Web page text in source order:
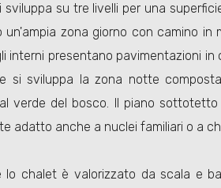
sviluppa su tre livelli per una
un'ampia zona giorno con camino
interni presentano pavimentazioni
si sviluppa la zona notte
verde del bosco. Il piano
adatto anche a nuclei familiari o a
lo chalet è valorizzato da scala e